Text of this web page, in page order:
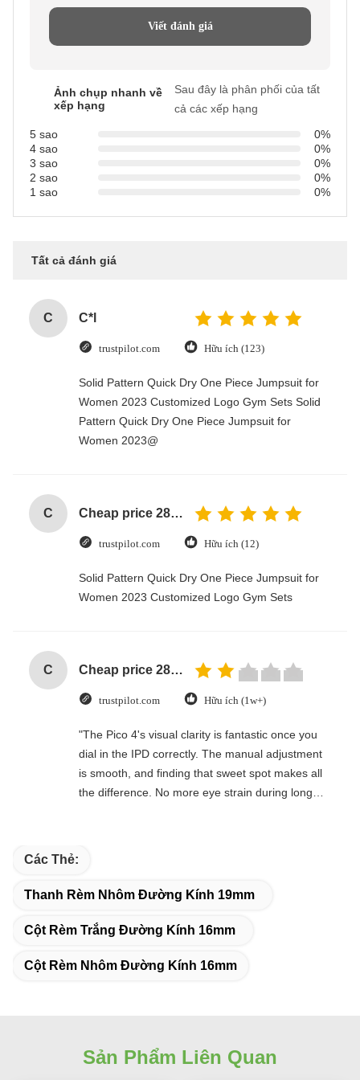
Viết đánh giá
Ảnh chụp nhanh về
xếp hạng
Sau đây là phân phối của tất
cả các xếp hạng
5 sao
0%
4 sao
0%
3 sao
0%
2 sao
0%
1 sao
0%
Tất cả đánh giá
C C*l
trustpilot.com Hữu ích (123)
Solid Pattern Quick Dry One Piece Jumpsuit for
Women 2023 Customized Logo Gym Sets Solid
Pattern Quick Dry One Piece Jumpsuit for
Women 2023@
C Cheap price 28mm Aluminium Curtain Rod 1.2mm thickness with plastic final
trustpilot.com Hữu ích (12)
Solid Pattern Quick Dry One Piece Jumpsuit for
Women 2023 Customized Logo Gym Sets
C Cheap price 28mm Aluminium Curtain Rod 1.2mm thickness with plastic final
trustpilot.com Hữu ích (1w+)
"The Pico 4's visual clarity is fantastic once you
dial in the IPD correctly. The manual adjustment
is smooth, and finding that sweet spot makes all
the difference. No more eye strain during long
sweet spot makes all the difference. No more eye
taking the time to set it up properly!""The Pico 4's
correctly. The manual adjustment is smooth, and
once you dial in the IPD correctly. The manual
Các Thẻ:
Thanh Rèm Nhôm Đường Kính 19mm
Cột Rèm Trắng Đường Kính 16mm
Cột Rèm Nhôm Đường Kính 16mm
Sản Phẩm Liên Quan